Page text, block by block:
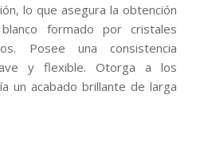
lo que asegura la obtención
formado por cristales
Posee una consistencia
y flexible. Otorga a los
un acabado brillante de larga